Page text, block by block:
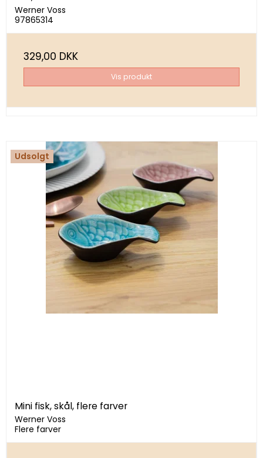
Werner Voss
97865314
329,00 DKK
Vis produkt
Udsolgt
Mini fisk, skål, flere farver
Werner Voss
Flere farver